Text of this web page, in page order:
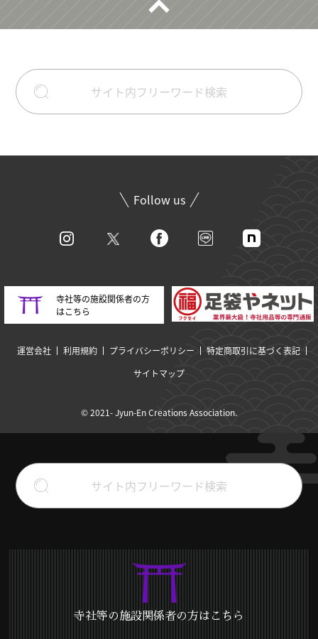
Follow us
寺社等の施設関係者の方
はこちら
運営会社 利用規約 プライバシーポリシー
特定商取引に基づく表記
サイトマップ
© 2021- Jyun-En Creations Association.
寺社等の施設関係者の方はこちら